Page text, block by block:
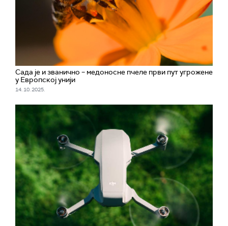
Сада је и званично – медоносне пчеле први пут угрожене
у Европској унији
14. 10. 2025.